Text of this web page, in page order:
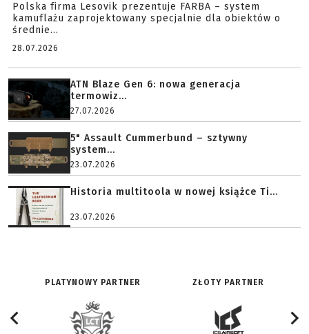
Polska firma Lesovik prezentuje FARBA – system
kamuflażu zaprojektowany specjalnie dla obiektów o
średnie...
28.07.2026
ATN Blaze Gen 6: nowa generacja
termowiz...
27.07.2026
5" Assault Cummerbund – sztywny
system...
23.07.2026
Historia multitoola w nowej książce Ti...
23.07.2026
PLATYNOWY PARTNER ZŁOTY PARTNER